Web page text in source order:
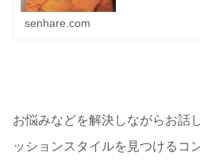
senhare.com
お悩みなどを解決しながらお話
ッションスタイルを見つけるコ